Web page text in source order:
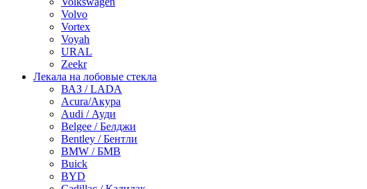
Volvo
Vortex
Voyah
URAL
Zeekr
Лекала на лобовые стекла
ВАЗ / LADA
Acura/Акура
Audi / Ауди
Belgee / Белджи
Bentley / Бентли
BMW / БМВ
Buick
BYD